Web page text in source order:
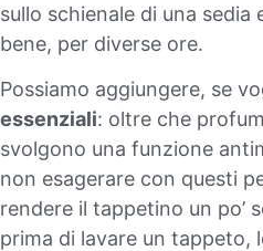
sullo schienale di una sedia
bene, per diverse ore.
Possiamo aggiungere, se
essenziali: oltre che
svolgono una funzione
non esagerare con questi
rendere il tappetino un po’
prima di lavare un tappeto,